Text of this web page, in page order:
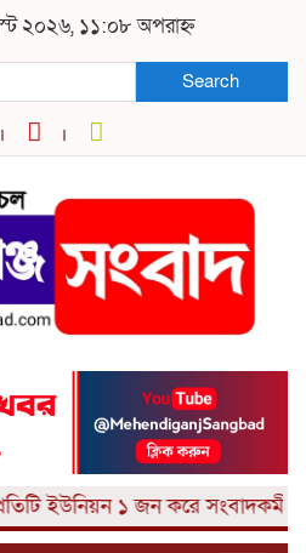
২০২৬, ১১:০৮ অপরাহ্ন
Search
ইউনিয়ন ১ জন করে সংবাদকর্মী